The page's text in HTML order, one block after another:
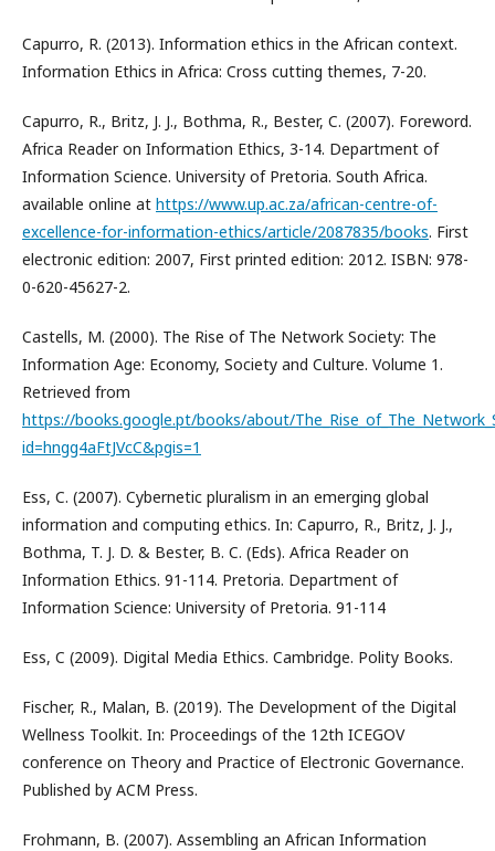
Capurro, R. (2013). Information ethics in the African context.
Information Ethics in Africa: Cross cutting themes, 7-20.
Capurro, R., Britz, J. J., Bothma, R., Bester, C. (2007). Foreword.
Africa Reader on Information Ethics, 3-14. Department of
Information Science. University of Pretoria. South Africa.
available online at https://www.up.ac.za/african-centre-of-
excellence-for-information-ethics/article/2087835/books. First
electronic edition: 2007, First printed edition: 2012. ISBN: 978-
0-620-45627-2.
Castells, M. (2000). The Rise of The Network Society: The
Information Age: Economy, Society and Culture. Volume 1.
Retrieved from
https://books.google.pt/books/about/
id=hngg4aFtJVcC&pgis=1
Ess, C. (2007). Cybernetic pluralism in an emerging global
information and computing ethics. In: Capurro, R., Britz, J. J.,
Bothma, T. J. D. & Bester, B. C. (Eds). Africa Reader on
Information Ethics. 91-114. Pretoria. Department of
Information Science: University of Pretoria. 91-114
Ess, C (2009). Digital Media Ethics. Cambridge. Polity Books.
Fischer, R., Malan, B. (2019). The Development of the Digital
Wellness Toolkit. In: Proceedings of the 12th ICEGOV
conference on Theory and Practice of Electronic Governance.
Published by ACM Press.
Frohmann, B. (2007). Assembling an African Information